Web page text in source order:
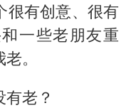
很有创意、很有
一些老朋友重
。
老？